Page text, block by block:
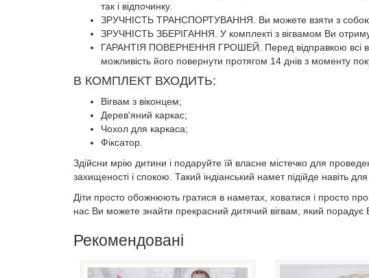
так і відпочинку.
ЗРУЧНІСТЬ ТРАНСПОРТУВАННЯ. Ви можете взяти з собою
ЗРУЧНІСТЬ ЗБЕРІГАННЯ. У комплекті з вігвамом Ви
ГАРАНТІЯ ПОВЕРНЕННЯ ГРОШЕЙ. Перед відправкою всі
можливість його повернути протягом 14 днів з моменту
В КОМПЛЕКТ ВХОДИТЬ:
Вігвам з віконцем;
Дерев'яний каркас;
Чохол для каркаса;
Фіксатор.
Здійсни мрію дитини і подаруйте їй власне містечко для
захищеності і спокою. Такий індіанський намет підійде навіть
Діти просто обожнюють гратися в наметах, ховатися і просто
нас Ви можете знайти прекрасний дитячий вігвам, який порадує
Рекомендовані